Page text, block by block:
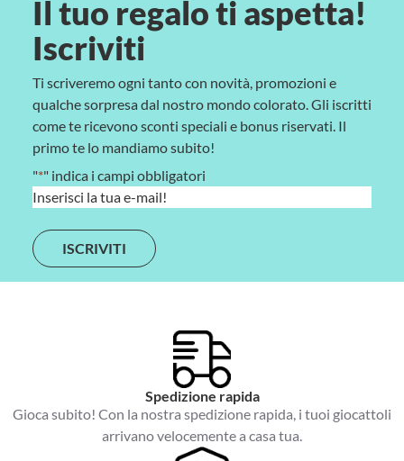
Il tuo regalo ti aspetta!
Iscriviti
Ti scriveremo ogni tanto con novità, promozioni e
qualche sorpresa dal nostro mondo colorato. Gli iscritti
come te ricevono sconti speciali e bonus riservati. Il
primo te lo mandiamo subito!
"*" indica i campi obbligatori
E
a
i
l
Spedizione rapida
Gioca subito! Con la nostra spedizione rapida, i tuoi giocattoli
arrivano velocemente a casa tua.